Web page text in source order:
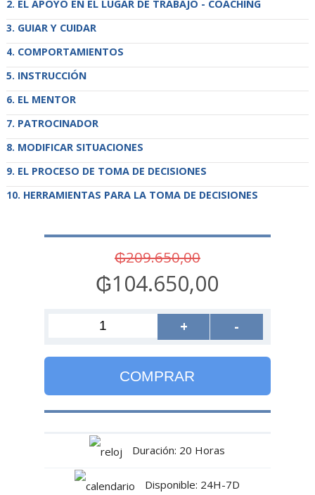
EL APOYO EN EL LUGAR DE TRABAJO - COACHING
GUIAR Y CUIDAR
COMPORTAMIENTOS
INSTRUCCIÓN
EL MENTOR
PATROCINADOR
MODIFICAR SITUACIONES
EL PROCESO DE TOMA DE DECISIONES
HERRAMIENTAS PARA LA TOMA DE DECISIONES
₲209.650,00
₲104.650,00
+ -
COMPRAR
Duración: 20 Horas
Disponible: 24H-7D